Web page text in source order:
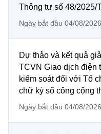
Chọn ngôn ngữ
BỘ KHOA
MINISTRY OF
Thông tư số 48/2025/
Ngày bắt đầu 04/08/
Dự thảo và kết quả
TCVN Giao dịch điện
kiểm soát đối với Tổ
chữ ký số công cộng
Ngày bắt đầu 04/08/